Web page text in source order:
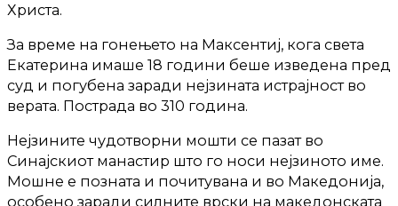
Христа.
За време на гонењето на Максентиј, кога света
Екатерина имаше 18 години беше изведена пред
суд и погубена заради нејзината истрајност во
верата. Пострада во 310 година.
Нејзините чудотворни мошти се пазат во
Синајскиот манастир што го носи нејзиното име.
Мошне е позната и почитувана и во Македонија,
особено заради силните врски на македонската